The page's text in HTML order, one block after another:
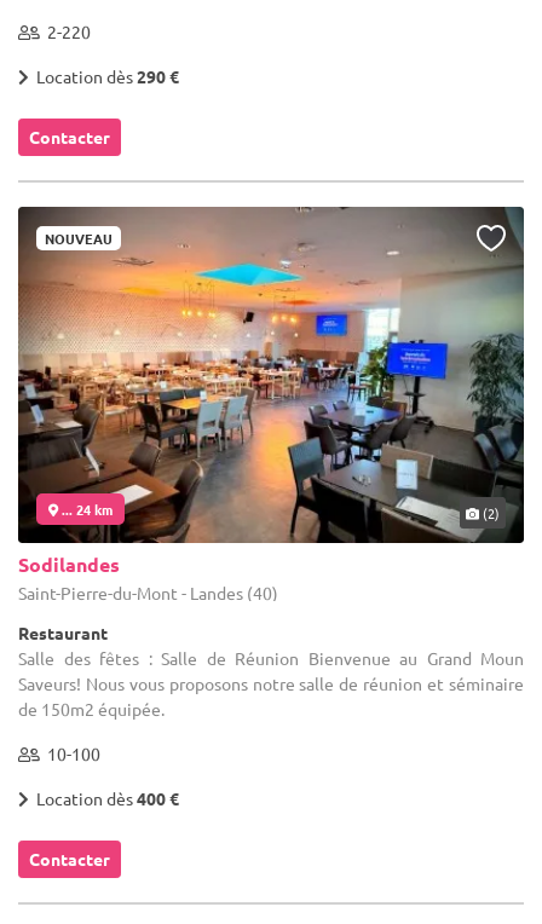
2-220
Location dès290 €
Contacter
NOUVEAU
... 24 km (2)
Sodilandes
Saint-Pierre-du-Mont - Landes (40)
Restaurant
Salle des fêtes : Salle de Réunion Bienvenue au Grand Moun
Saveurs! Nous vous proposons notre salle de réunion et séminaire
de 150m2 équipée.
10-100
Location dès400 €
Contacter